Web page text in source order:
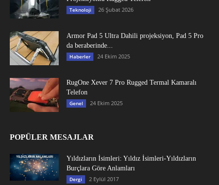
Teknoloji 26 Şubat 2026
Armor Pad 5 Ultra Dahili projeksiyon, Pad 5 Pro
da beraberinde...
Haberler 24 Ekim 2025
RugOne Xever 7 Pro Rugged Termal Kamaralı
Telefon
Genel 24 Ekim 2025
POPÜLER MESAJLAR
Yıldızların İsimleri: Yıldız İsimleri-Yıldızların
Burçlara Göre Anlamları
Dergi 2 Eylül 2017